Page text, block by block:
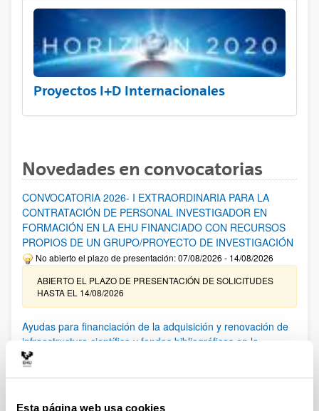
Esta página web usa cookies
Proyectos I+D Internacionales
Novedades en convocatorias
CONVOCATORIA 2026- I EXTRAORDINARIA PARA LA
CONTRATACIÓN DE PERSONAL INVESTIGADOR EN
FORMACIÓN EN LA EHU FINANCIADO CON RECURSOS
PROPIOS DE UN GRUPO/PROYECTO DE INVESTIGACIÓN
No abierto el plazo de presentación: 07/08/2026 - 14/08/2026
ABIERTO EL PLAZO DE PRESENTACIÓN DE SOLICITUDES
HASTA EL 14/08/2026
Ayudas para financiación de la adquisición y renovación de
infraestructura científica y fondos bibliográficos en la
UPV/EHU 2026
solicitudes admitidas y excluidas. 23/03/2026: Relación